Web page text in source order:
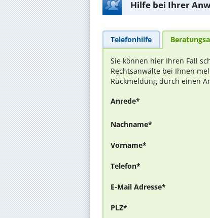
Hilfe bei Ihrer
Telefonhilfe
Sie können hier Ihren Fall
Rechtsanwälte bei Ihnen
Rückmeldung durch einen
Anrede*
Nachname*
Vorname*
Telefon*
E-Mail Adresse*
PLZ*